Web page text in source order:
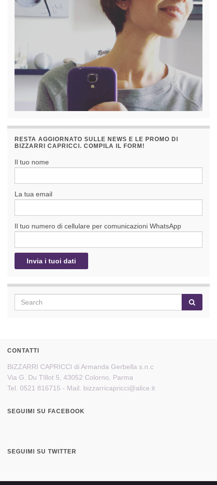
RESTA AGGIORNATO SULLE NEWS E LE PROMO DI
BIZZARRI CAPRICCI. COMPILA IL FORM!
Il tuo nome
La tua email
Il tuo numero di cellulare per comunicazioni WhatsApp
CONTATTI
BIZZARRI CAPRICCI di Armanda Gerbella s.n.c
Via G. Du TIllot 5, 43052 Colorno, Parma
Tel. 0521 816715 - Mail. bizzarricapricci@alice.it
SEGUIMI SU FACEBOOK
SEGUIMI SU TWITTER